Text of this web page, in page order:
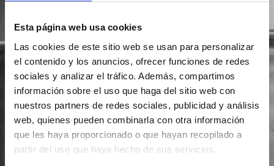
Esta página web usa cookies
Las cookies de este sitio web se usan para personalizar
el contenido y los anuncios, ofrecer funciones de redes
sociales y analizar el tráfico. Además, compartimos
información sobre el uso que haga del sitio web con
nuestros partners de redes sociales, publicidad y análisis
web, quienes pueden combinarla con otra información
que les haya proporcionado o que hayan recopilado a
partir del uso que haya hecho de sus servicios.